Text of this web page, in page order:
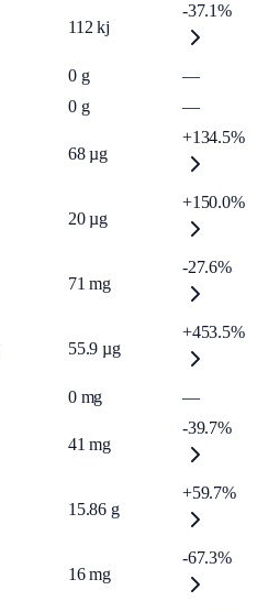
112 kj
-37.1%
0 g
—
0 g —
68 µg
+134.5%
20 µg
+150.0%
71 mg
-27.6%
55.9 µg
+453.5%
0 mg —
41 mg
-39.7%
15.86 g
+59.7%
16 mg
-67.3%